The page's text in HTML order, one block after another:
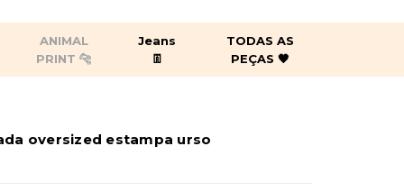
ANIMAL
PRINT 🐆
Jeans
👖
TODAS AS
PEÇAS 🖤
blazers
kimonos
oversized estampa urso